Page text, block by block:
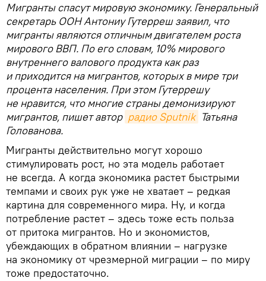
Мигранты спасут мировую экономику. Генеральный
секретарь ООН Антониу Гутерреш заявил, что
мигранты являются отличным двигателем роста
мирового ВВП. По его словам, 10% мирового
внутреннего валового продукта как раз
и приходится на мигрантов, которых в мире три
процента населения. При этом Гутеррешу
не нравится, что многие страны демонизируют
мигрантов, пишет автор радио Sputnik Татьяна
Голованова.
Мигранты действительно могут хорошо
стимулировать рост, но эта модель работает
не всегда. А когда экономика растет быстрыми
темпами и своих рук уже не хватает – редкая
картина для современного мира. Ну, и когда
потребление растет – здесь тоже есть польза
от притока мигрантов. Но и экономистов,
убеждающих в обратном влиянии – нагрузке
на экономику от чрезмерной миграции – по миру
тоже предостаточно.